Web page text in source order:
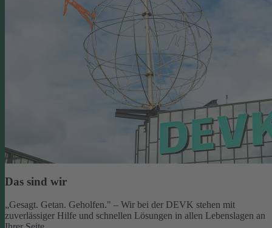
Das sind wir
„Gesagt. Getan. Geholfen." – Wir bei der DEVK stehen mit
zuverlässiger Hilfe und schnellen Lösungen in allen Lebenslagen an